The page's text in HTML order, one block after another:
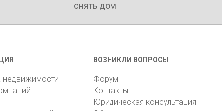
снять дом
недвижимости
ВОЗНИКЛИ ВОПРОСЫ
Форум
Контакты
Юридическая консультация